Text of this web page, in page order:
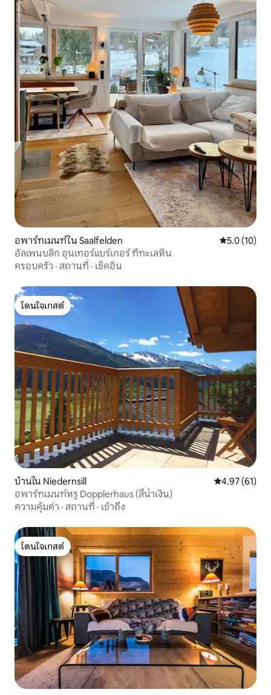
อพาร์ทเมนท์ใน Saalfelden คะแนนเฉลี่ย
5.0 (10)
อัลเพนบลิก อุนเทอร์แบร์เกอร์ ที่ทะเลหิน
ครอบครัว · สถานที่ · เช็คอิน
โดนใจเกสต์
โดนใจเกสต์
บ้านใน Niedernsill คะแนนเฉลี่ย
4.97 (61)
อพาร์ทเมนท์หรู Dopplerhaus (สีน้ำเงิน)
ความคุ้มค่า · สถานที่ · เข้าถึง
โดนใจเกสต์
โดนใจเกสต์